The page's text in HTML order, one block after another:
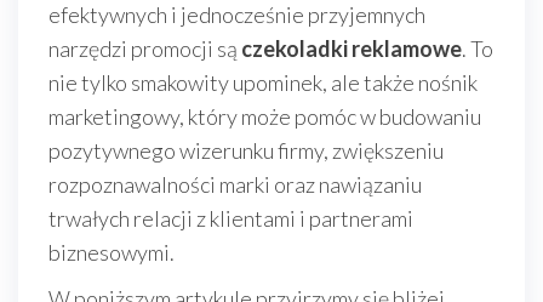
efektywnych i jednocześnie przyjemnych
narzędzi promocji są czekoladki reklamowe. To
nie tylko smakowity upominek, ale także nośnik
marketingowy, który może pomóc w budowaniu
pozytywnego wizerunku firmy, zwiększeniu
rozpoznawalności marki oraz nawiązaniu
trwałych relacji z klientami i partnerami
biznesowymi.